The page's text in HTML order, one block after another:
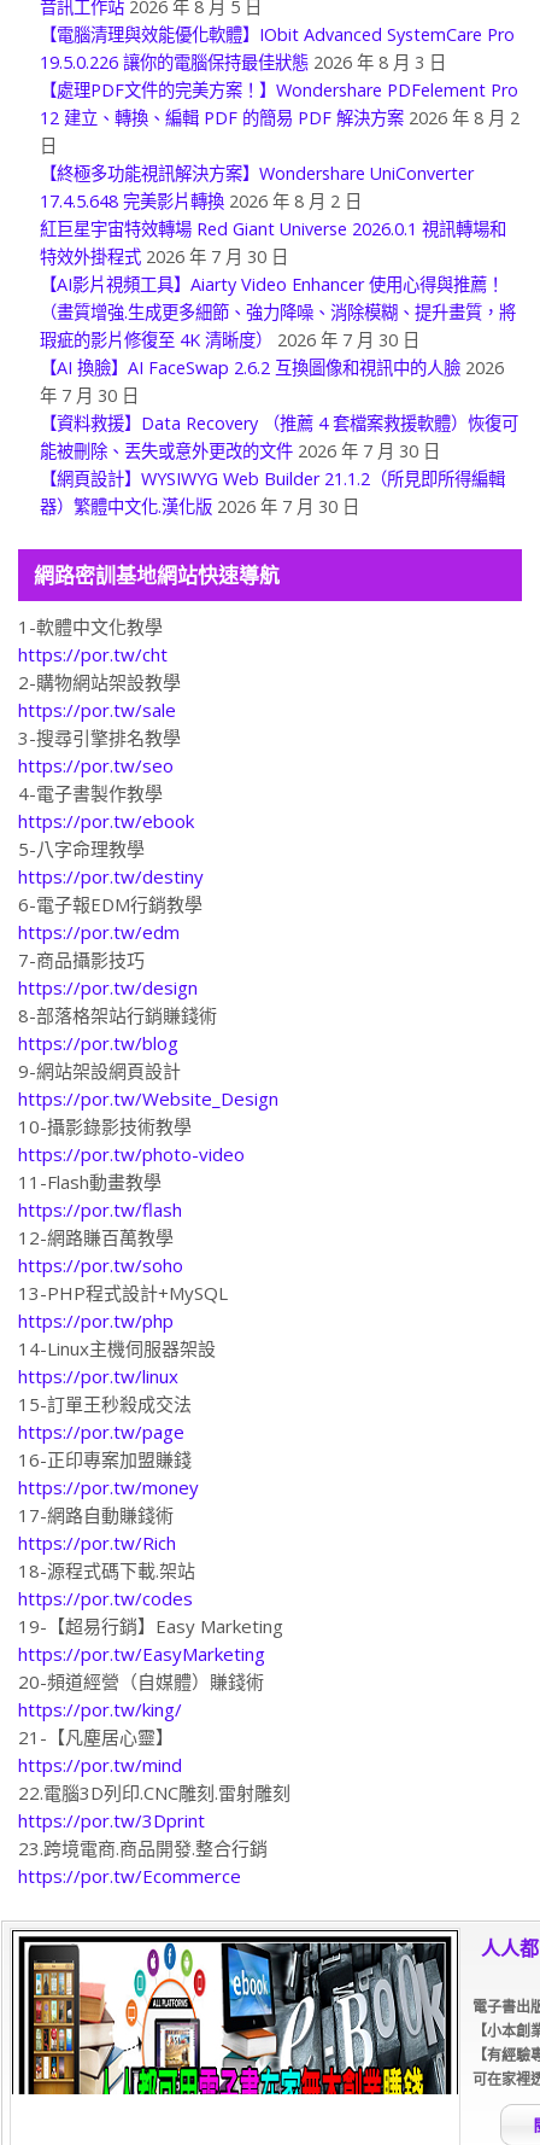
【電腦清理與效能優化軟體】IObit Advanced SystemCare Pro
19.5.0.226 讓你的電腦保持最佳狀態 2026 年 8 月 3 日
【處理PDF文件的完美方案！】Wondershare PDFelement Pro
12 建立、轉換、編輯 PDF 的簡易 PDF 解決方案 2026 年 8 月 2
日
【終極多功能視訊解決方案】Wondershare UniConverter
17.4.5.648 完美影片轉換 2026 年 8 月 2 日
紅巨星宇宙特效轉場 Red Giant Universe 2026.0.1 視訊轉場和
特效外掛程式 2026 年 7 月 30 日
【AI影片視頻工具】Aiarty Video Enhancer 使用心得與推薦！
（畫質增強.生成更多細節、強力降噪、消除模糊、提升畫質，將
瑕疵的影片修復至 4K 清晰度） 2026 年 7 月 30 日
【AI 換臉】AI FaceSwap 2.6.2 互換圖像和視訊中的人臉
年 7 月 30 日
【資料救援】Data Recovery （推薦 4 套檔案救援軟體）恢復可
能被刪除、丟失或意外更改的文件 2026 年 7 月 30 日
【網頁設計】WYSIWYG Web Builder 21.1.2（所見即所得編輯
器）繁體中文化.漢化版 2026 年 7 月 30 日
網路密訓基地網站快速導航
1-軟體中文化教學
https://por.tw/cht
2-購物網站架設教學
https://por.tw/sale
3-搜尋引擎排名教學
https://por.tw/seo
4-電子書製作教學
https://por.tw/ebook
5-八字命理教學
https://por.tw/destiny
6-電子報EDM行銷教學
https://por.tw/edm
7-商品攝影技巧
https://por.tw/design
8-部落格架站行銷賺錢術
https://por.tw/blog
9-網站架設網頁設計
https://por.tw/Website_Design
10-攝影錄影技術教學
https://por.tw/photo-video
11-Flash動畫教學
https://por.tw/flash
12-網路賺百萬教學
https://por.tw/soho
13-PHP程式設計+MySQL
https://por.tw/php
14-Linux主機伺服器架設
https://por.tw/linux
15-訂單王秒殺成交法
https://por.tw/page
16-正印專案加盟賺錢
https://por.tw/money
17-網路自動賺錢術
https://por.tw/Rich
18-源程式碼下載.架站
https://por.tw/codes
19-【超易行銷】Easy Marketing
https://por.tw/EasyMarketing
20-頻道經營（自媒體）賺錢術
https://por.tw/king/
21-【凡塵居心靈】
https://por.tw/mind
22.電腦3D列印.CNC雕刻.雷射雕刻
https://por.tw/3Dprint
23.跨境電商.商品開發.整合行銷
https://por.tw/Ecommerce